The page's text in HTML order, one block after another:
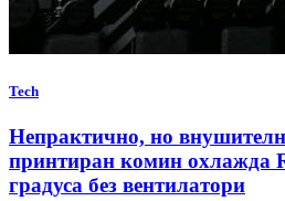
Tech
Непрактично, но
принтиран комин охлажда
градуса без вентилатори